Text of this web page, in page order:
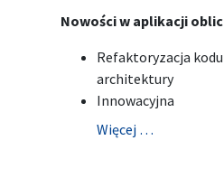
Nowości w aplikacji
Refaktoryzacja
architektury
Innowacyjna
Więcej …